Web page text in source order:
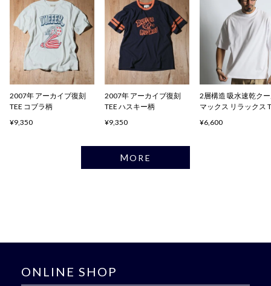
2007年 アーカイブ復刻
TEE コブラ柄
¥9,350
2007年 アーカイブ復刻
TEE ハスキー柄
¥9,350
2層構造 吸水速乾ク
マックス リラックス
¥6,600
MORE
ONLINE SHOP